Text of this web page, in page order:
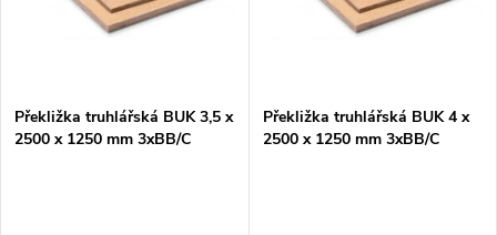
p
s
p
Překližka truhlářská BUK 3,5 x
2500 x 1250 mm 3xBB/C
Překližka truhlářská BUK 4 x
2500 x 1250 mm 3xBB/C